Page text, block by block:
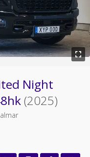
Night
(2025)